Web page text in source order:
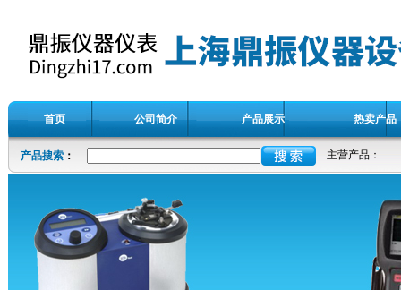
首页 公司简介 产品展示 热卖产品
产品搜索 ： 主营产品：